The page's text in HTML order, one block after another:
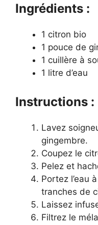
Ingrédients :
1 citron bio
1 pouce de
1 cuillère à
1 litre d’eau
Instructions :
Lavez
gingembre.
Coupez le
Pelez et
Portez l’eau
tranches de
Laissez
Filtrez le